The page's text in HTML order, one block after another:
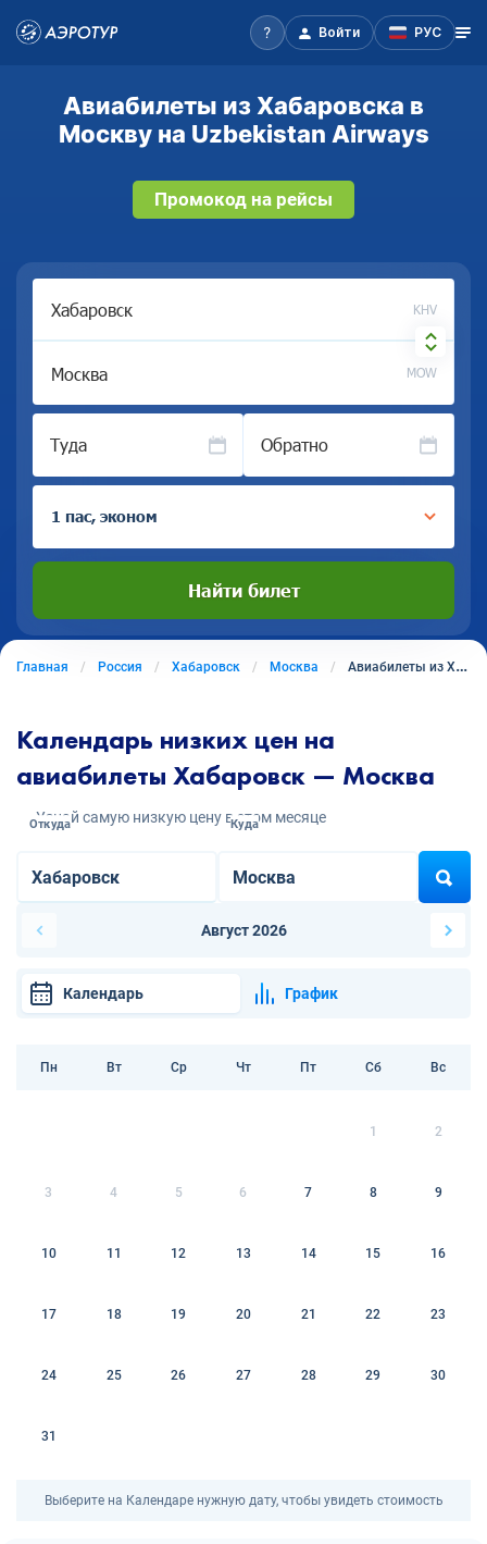
Войти РУС
Авиабилеты из Хабаровска в
Москву на Uzbekistan Airways
Промокод на рейсы
KHV
MOW
Туда Обратно
1 пас, эконом
Найти билет
Главная Россия Хабаровск Москва Авиабилеты из Хабаровска в Москву
Календарь низких цен на
авиабилеты Хабаровск — Москва
Узнай самую низкую цену в этом месяце
Откуда Куда
Август 2026
Календарь График
Пн Вт Ср Чт Пт Сб Вс
1 2
3 4 5 6 7 8 9
10 11 12 13 14 15 16
17 18 19 20 21 22 23
24 25 26 27 28 29 30
31
Выберите на Календаре нужную дату, чтобы увидеть стоимость